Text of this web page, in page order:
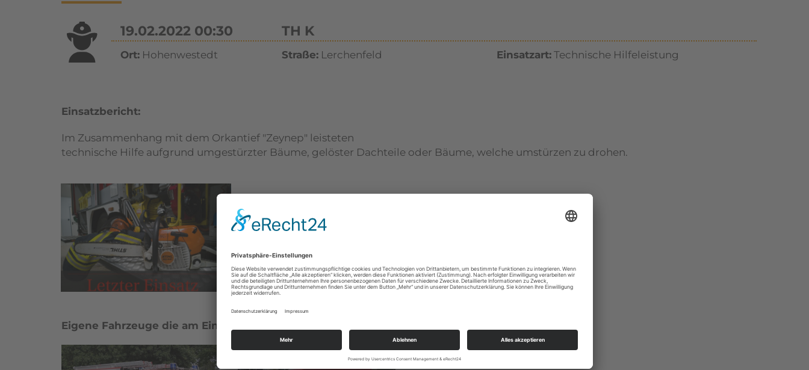
19.02.2022 00:30 TH K
Ort:Hohenwestedt Straße:Lerchenfeld Einsatzart: Technische Hilfeleistung
Einsatzbericht:
Im Zusammenhang mit dem Orkantief "Zeynep" leisteten
technische Hilfe aufgrund umgestürzter Bäume, gelöster Dachteile oder Bäume, welche umstürzen zu drohen.
Eigene Fahrzeuge die am Einsatz beteiligt waren: